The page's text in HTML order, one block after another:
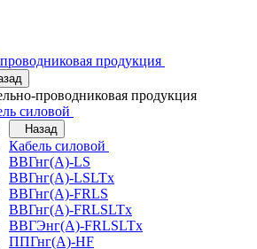
продукция
проводниковая продукция
силовой
Назад
Кабель силовой
ВВГнг(А)-LS
ВВГнг(А)-LSLTx
ВВГнг(А)-FRLS
ВВГнг(А)-FRLSLTx
ВВГЭнг(А)-FRLSLTx
ППГнг(А)-HF